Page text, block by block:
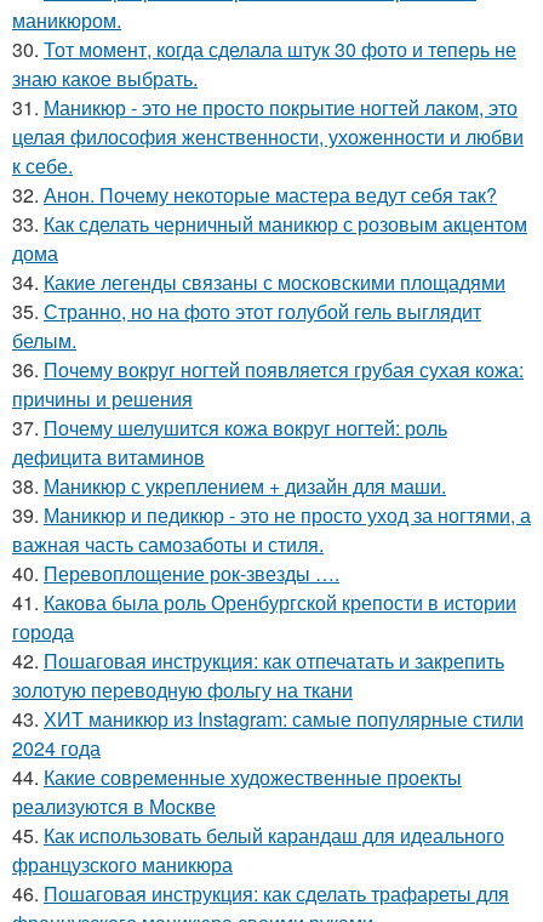
маникюром.
30. Тот момент, когда сделала штук 30 фото и теперь не
знаю какое выбрать.
31. Маникюр - это не просто покрытие ногтей лаком, это
целая философия женственности, ухоженности и любви
к себе.
32. Анон. Почему некоторые мастера ведут себя так?
33. Как сделать черничный маникюр с розовым акцентом
дома
34. Какие легенды связаны с московскими площадями
35. Странно, но на фото этот голубой гель выглядит
белым.
36. Почему вокруг ногтей появляется грубая сухая кожа:
причины и решения
37. Почему шелушится кожа вокруг ногтей: роль
дефицита витаминов
38. Маникюр с укреплением + дизайн для маши.
39. Маникюр и педикюр - это не просто уход за ногтями, а
важная часть самозаботы и стиля.
40. Перевоплощение рок-звезды ….
41. Какова была роль Оренбургской крепости в истории
города
42. Пошаговая инструкция: как отпечатать и закрепить
золотую переводную фольгу на ткани
43. ХИТ маникюр из Instagram: самые популярные стили
2024 года
44. Какие современные художественные проекты
реализуются в Москве
45. Как использовать белый карандаш для идеального
французского маникюра
46. Пошаговая инструкция: как сделать трафареты для